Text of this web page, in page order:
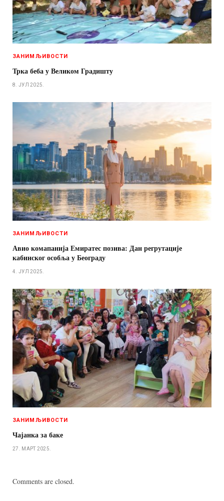
ЗАНИМЉИВОСТИ
Трка беба у Великом Градишту
8. ЈУЛ 2025.
ЗАНИМЉИВОСТИ
Авио комапанија Емиратес позива: Дан регрутације
кабинског особља у Београду
4. ЈУЛ 2025.
ЗАНИМЉИВОСТИ
Чајанка за баке
27. МАРТ 2025.
Comments are closed.